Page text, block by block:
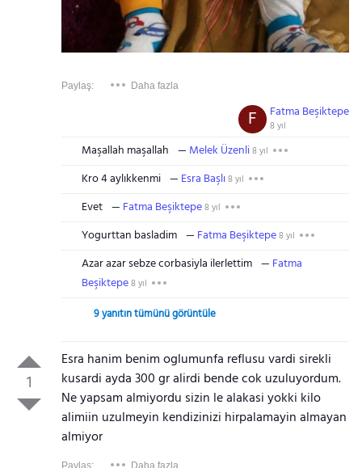
Paylaş: Daha fazla
Fatma Beşiktepe
8 yıl
F
Maşallah maşallah Melek Üzenli8 yıl
Kro 4 aylıkkenmi Esra Başlı8 yıl
Evet Fatma Beşiktepe8 yıl
Yogurttan basladim Fatma Beşiktepe8 yıl
Azar azar sebze corbasiyla ilerlettim
Fatma
Beşiktepe8 yıl
9 yanıtın tümünü görüntüle
1
Esra hanim benim oglumunfa reflusu vardi sirekli
kusardi ayda 300 gr alirdi bende cok uzuluyordum.
Ne yapsam almiyordu sizin le alakasi yokki kilo
alimiin uzulmeyin kendizinizi hirpalamayin almayan
almiyor
Paylaş: Daha fazla